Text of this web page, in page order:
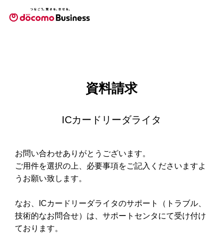
資料請求
ICカードリーダライタ
お問い合わせありがとうございます。
ご用件を選択の上、必要事項をご記入くださいますよ
うお願い致します。
なお、ICカードリーダライタのサポート（トラブル、
技術的なお問合せ）は、サポートセンタにて受け付け
ております。